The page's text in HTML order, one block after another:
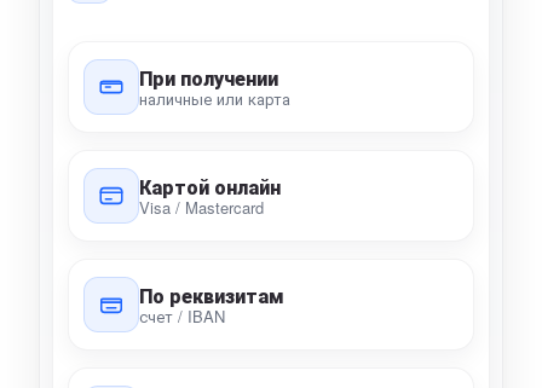
При получении
наличные или карта
Картой онлайн
Visa / Mastercard
По реквизитам
счет / IBAN